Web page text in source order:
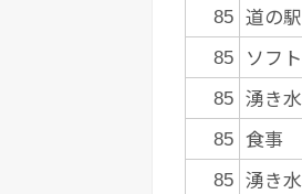
85 道の駅
85 ソフト
85 湧き水
85 食事
85 湧き水